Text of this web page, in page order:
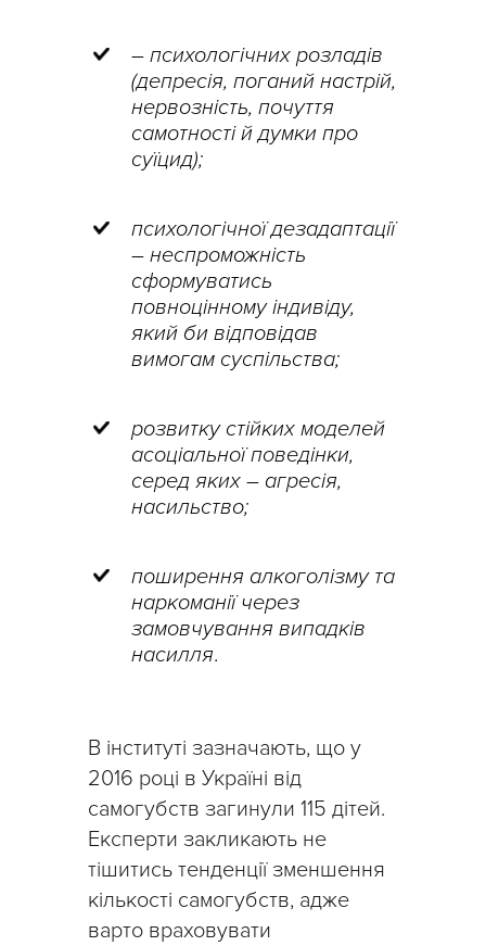
– психологічних розладів
(депресія, поганий настрій,
нервозність, почуття
самотності й думки про
суїцид);
психологічної дезадаптації
– неспроможність
сформуватись
повноцінному індивіду,
який би відповідав
вимогам суспільства;
розвитку стійких моделей
асоціальної поведінки,
серед яких – агресія,
насильство;
поширення алкоголізму та
наркоманії через
замовчування випадків
насилля.
В інституті зазначають, що у
2016 році в Україні від
самогубств загинули 115 дітей.
Експерти закликають не
тішитись тенденції зменшення
кількості самогубств, адже
варто враховувати